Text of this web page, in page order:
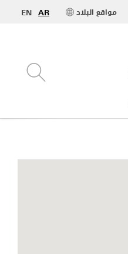
EN AR مواقع البلاد